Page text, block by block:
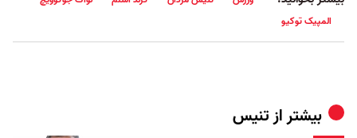
المپیک توکیو
بیشتر ازتنيس